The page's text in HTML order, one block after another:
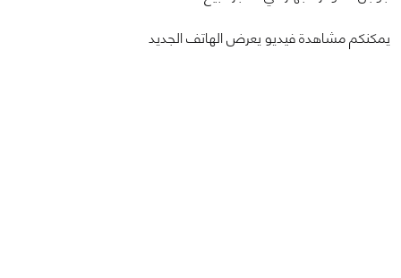
يمكنكم مشاهدة فيديو يعرض الهاتف الجديد